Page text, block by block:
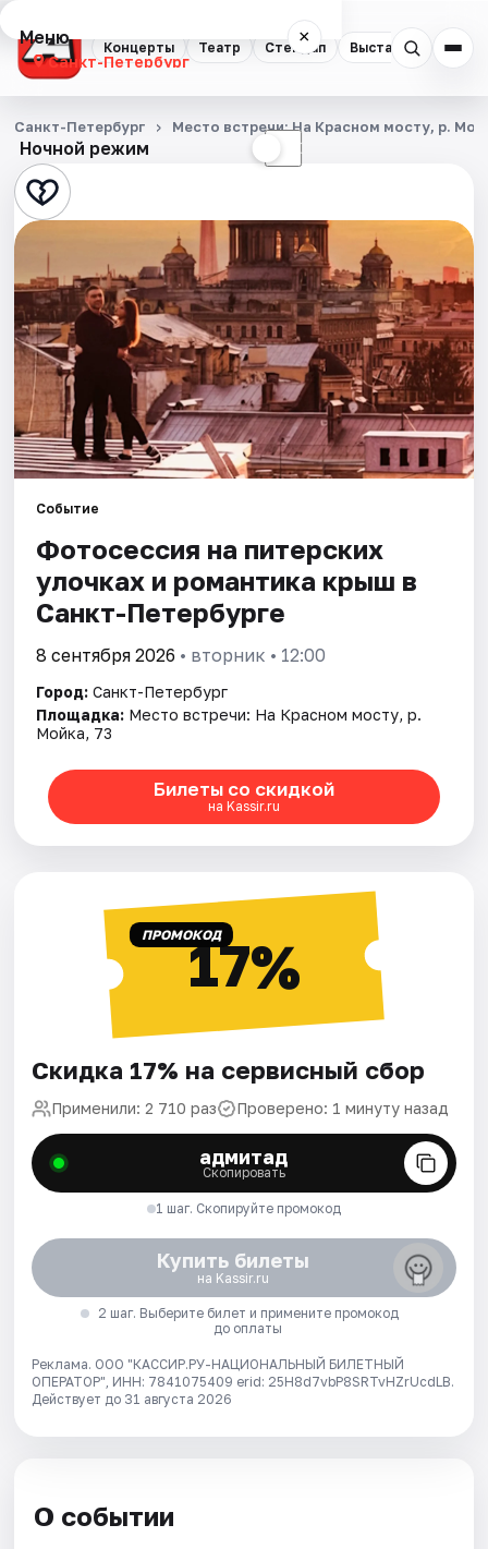
Концерты Театр Стендап Выставки
Меню ×
Санкт-Петербург
Концерты
Театр
Стендап
Выставки
Квесты
Экскурсии
Спорт
События
Города
Площадки
Артисты
Рейтинги
Ночной режим ☾
Санкт-Петербург Место встречи: На Красном мосту, р.
Событие
Фотосессия на питерских
улочках и романтика крыш в
Санкт-Петербурге
8 сентября 2026 • вторник • 12:00
Город: Санкт-Петербург
Площадка: Место встречи: На Красном мосту, р.
Мойка, 73
Билеты со скидкой
на Kassir.ru
ПРОМОКОД17%
Скидка 17% на сервисный сбор
Применили: 2 710 раз Проверено: 1 минуту назад
адмитад
Скопировать
1 шаг. Скопируйте промокод
Купить билеты
на Kassir.ru
2 шаг. Выберите билет и примените промокод
до оплаты
Реклама. ООО "КАССИР.РУ-НАЦИОНАЛЬНЫЙ БИЛЕТНЫЙ
ОПЕРАТОР", ИНН: 7841075409 erid: 25H8d7vbP8SRTvHZrUcdLB.
Действует до 31 августа 2026
О событии